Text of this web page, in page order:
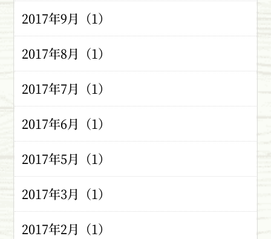
2017年9月（1）
2017年8月（1）
2017年7月（1）
2017年6月（1）
2017年5月（1）
2017年3月（1）
2017年2月（1）